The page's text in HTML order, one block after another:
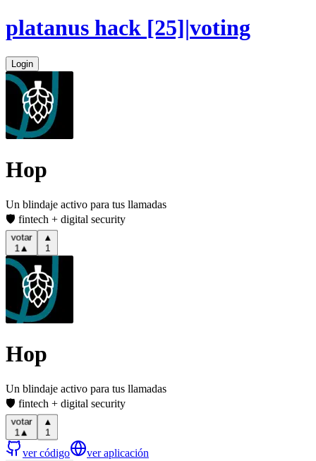
platanus hack [25]|voting
Login
Hop
Un blindaje activo para tus llamadas
🛡️ fintech + digital security
votar
1 ▲
▲
1
Hop
Un blindaje activo para tus llamadas
🛡️ fintech + digital security
votar
1 ▲
▲
1
ver código ver aplicación